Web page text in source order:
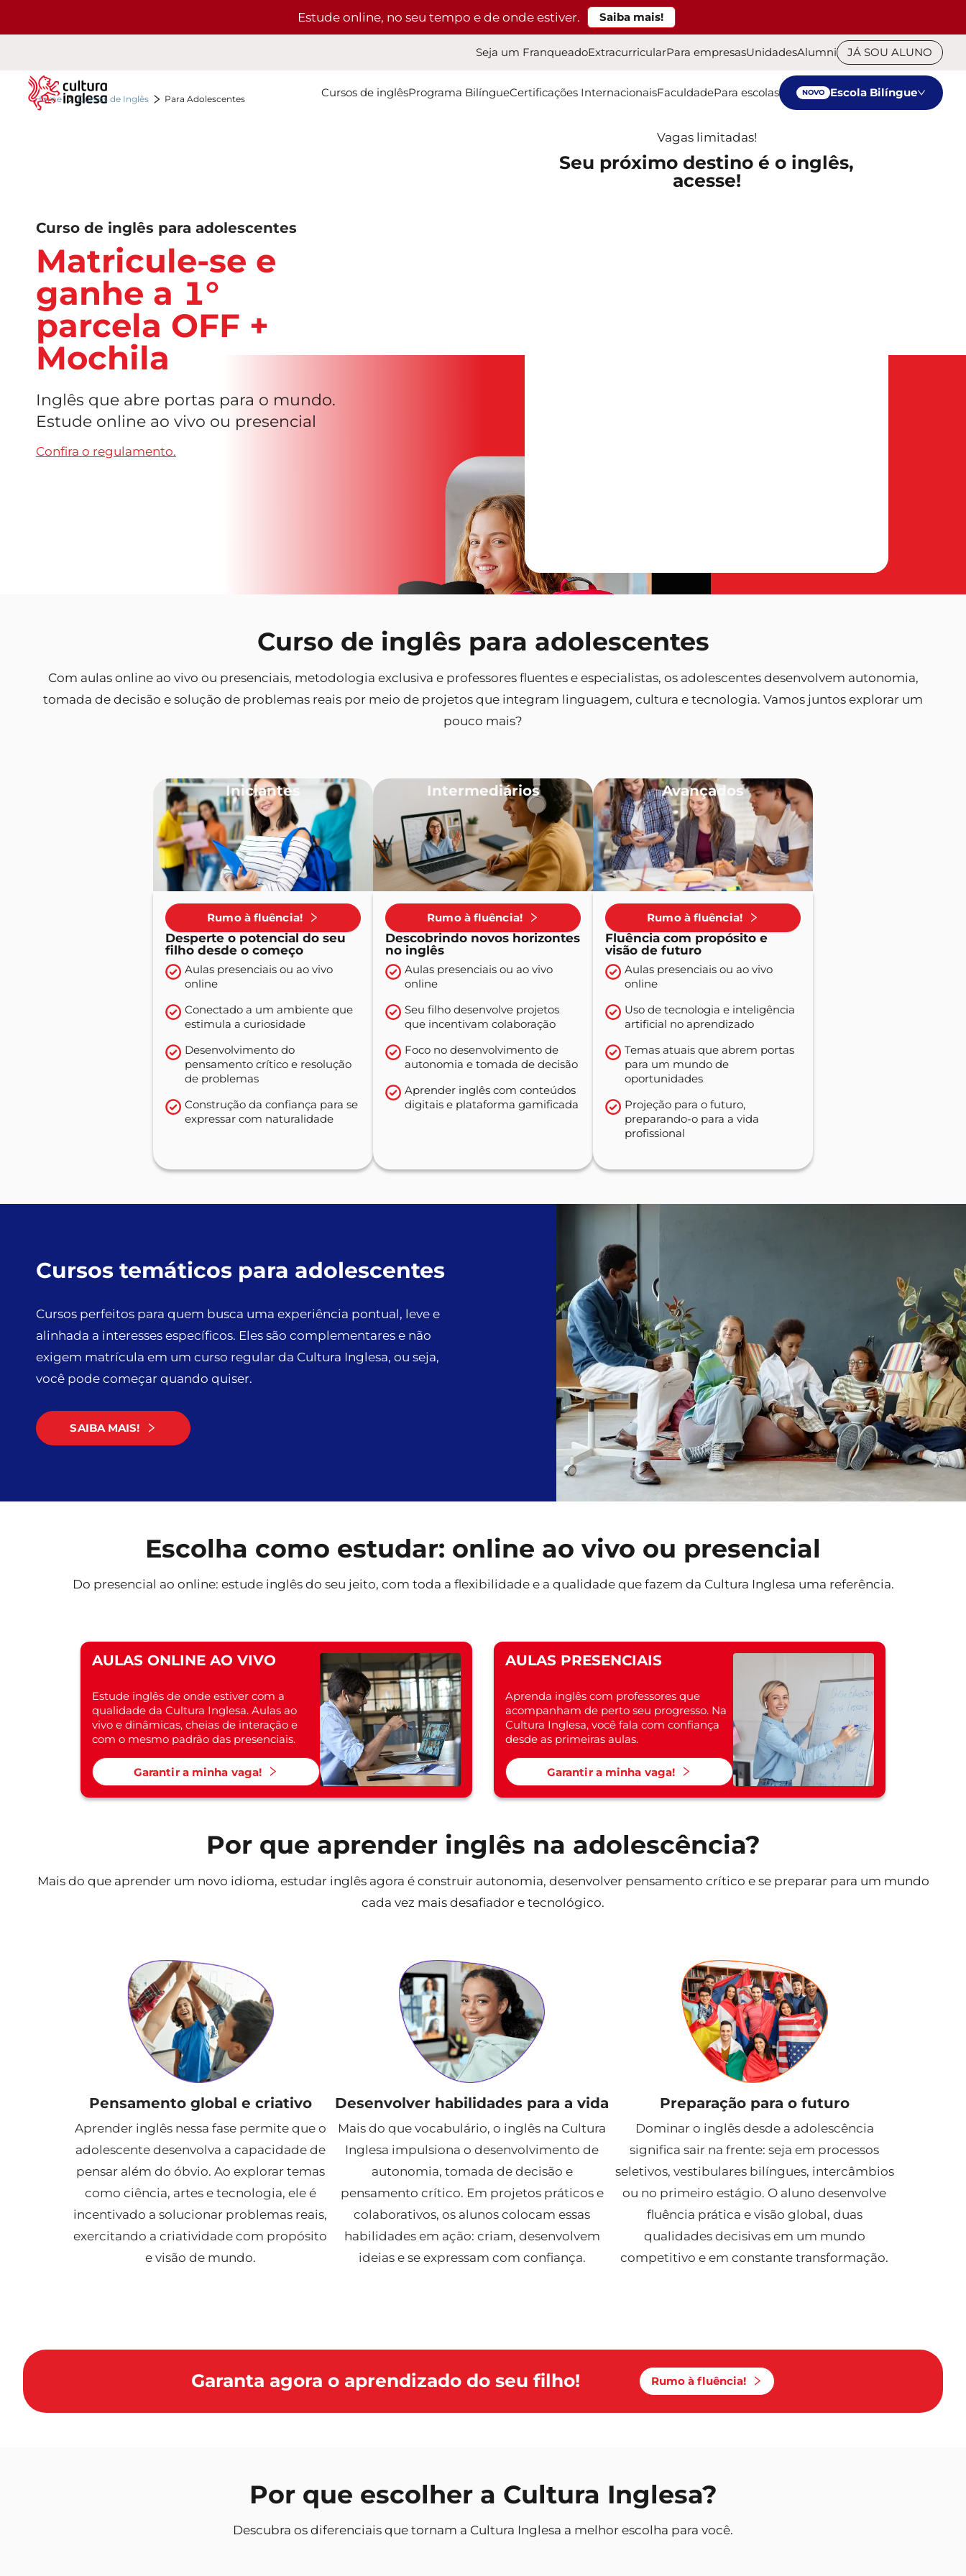
Estude online, no seu tempo e de onde estiver. Saiba mais!
Seja um FranqueadoExtracurricularPara empresasUnidadesAlumni JÁ SOU ALUNO
Cursos de inglêsPrograma BilíngueCertificações InternacionaisFaculdadePara escolas NOVO Escola Bilíngue
Home Cursos de Inglês Para Adolescentes
Curso de inglês para adolescentes
Matricule-se e
ganhe a 1°
parcela OFF +
Mochila
Inglês que abre portas para o mundo.
Estude online ao vivo ou presencial
Confira o regulamento.
Vagas limitadas!
Seu próximo destino é o inglês,
acesse!
Curso de inglês para adolescentes
Com aulas online ao vivo ou presenciais, metodologia exclusiva e professores fluentes e especialistas, os adolescentes desenvolvem autonomia,
tomada de decisão e solução de problemas reais por meio de projetos que integram linguagem, cultura e tecnologia. Vamos juntos explorar um
pouco mais?
Iniciantes
Rumo à fluência!
Desperte o potencial do seu
filho desde o começo
Aulas presenciais ou ao vivo
online
Conectado a um ambiente que
estimula a curiosidade
Desenvolvimento do
pensamento crítico e resolução
de problemas
Construção da confiança para se
expressar com naturalidade
Intermediários
Rumo à fluência!
Descobrindo novos horizontes
no inglês
Aulas presenciais ou ao vivo
online
Seu filho desenvolve projetos
que incentivam colaboração
Foco no desenvolvimento de
autonomia e tomada de decisão
Aprender inglês com conteúdos
digitais e plataforma gamificada
Avançados
Rumo à fluência!
Fluência com propósito e
visão de futuro
Aulas presenciais ou ao vivo
online
Uso de tecnologia e inteligência
artificial no aprendizado
Temas atuais que abrem portas
para um mundo de
oportunidades
Projeção para o futuro,
preparando-o para a vida
profissional
Cursos temáticos para adolescentes
Cursos perfeitos para quem busca uma experiência pontual, leve e
alinhada a interesses específicos. Eles são complementares e não
exigem matrícula em um curso regular da Cultura Inglesa, ou seja,
você pode começar quando quiser.
SAIBA MAIS!
Escolha como estudar: online ao vivo ou presencial
Do presencial ao online: estude inglês do seu jeito, com toda a flexibilidade e a qualidade que fazem da Cultura Inglesa uma referência.
AULAS ONLINE AO VIVO
Estude inglês de onde estiver com a
qualidade da Cultura Inglesa. Aulas ao
vivo e dinâmicas, cheias de interação e
com o mesmo padrão das presenciais.
Garantir a minha vaga!
AULAS PRESENCIAIS
Aprenda inglês com professores que
acompanham de perto seu progresso. Na
Cultura Inglesa, você fala com confiança
desde as primeiras aulas.
Garantir a minha vaga!
Por que aprender inglês na adolescência?
Mais do que aprender um novo idioma, estudar inglês agora é construir autonomia, desenvolver pensamento crítico e se preparar para um mundo
cada vez mais desafiador e tecnológico.
Pensamento global e criativo
Aprender inglês nessa fase permite que o
adolescente desenvolva a capacidade de
pensar além do óbvio. Ao explorar temas
como ciência, artes e tecnologia, ele é
incentivado a solucionar problemas reais,
exercitando a criatividade com propósito
e visão de mundo.
Desenvolver habilidades para a vida
Mais do que vocabulário, o inglês na Cultura
Inglesa impulsiona o desenvolvimento de
autonomia, tomada de decisão e
pensamento crítico. Em projetos práticos e
colaborativos, os alunos colocam essas
habilidades em ação: criam, desenvolvem
ideias e se expressam com confiança.
Preparação para o futuro
Dominar o inglês desde a adolescência
significa sair na frente: seja em processos
seletivos, vestibulares bilíngues, intercâmbios
ou no primeiro estágio. O aluno desenvolve
fluência prática e visão global, duas
qualidades decisivas em um mundo
competitivo e em constante transformação.
Garanta agora o aprendizado do seu filho! Rumo à fluência!
Por que escolher a Cultura Inglesa?
Descubra os diferenciais que tornam a Cultura Inglesa a melhor escolha para você.